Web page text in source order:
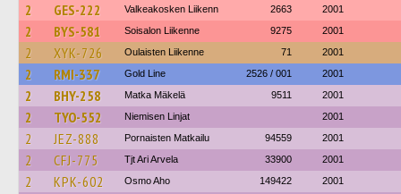
2 GES-222 Valkeakosken Liikenn 2663 2001
2 BYS-581 Soisalon Liikenne 9275 2001
2 XYK-726 Oulaisten Liikenne 71 2001
2 RMI-337 Gold Line 2526 / 001 2001
2 BHY-258 Matka Mäkelä 9511 2001
2 TYO-552 Niemisen Linjat 2001
2 JEZ-888 Pornaisten Matkailu 94559 2001
2 CFJ-775 Tjt Ari Arvela 33900 2001
2 KPK-602 Osmo Aho 149422 2001